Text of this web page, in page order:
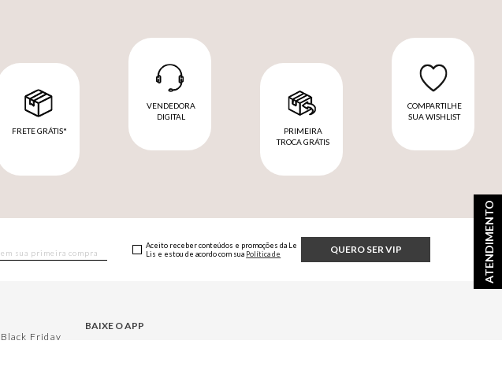
ATENDIMENTO
FRETE GRÁTIS*
VENDEDORA
DIGITAL
PRIMEIRA
TROCA GRÁTIS
COMPARTILHE
SUA WISHLIST
QUERO SER VIP
Aceito receber conteúdos e promoções da Le
Lis e estou de acordo com sua Política de
Black Friday
BAIXE O APP